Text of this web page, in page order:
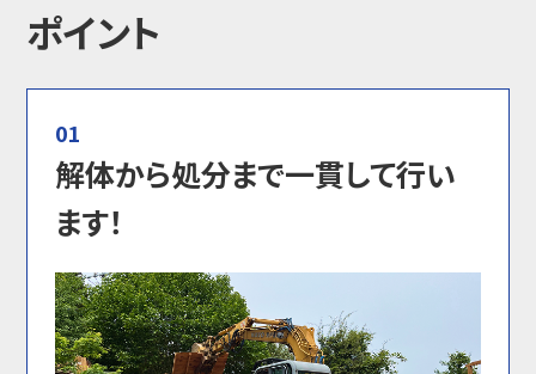
ポイント
01
解体から処分まで一貫して行い
ます！